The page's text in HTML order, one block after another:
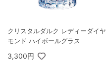
クリスタルダルク レディーダイヤ
モンド ハイボールグラス
3,300円